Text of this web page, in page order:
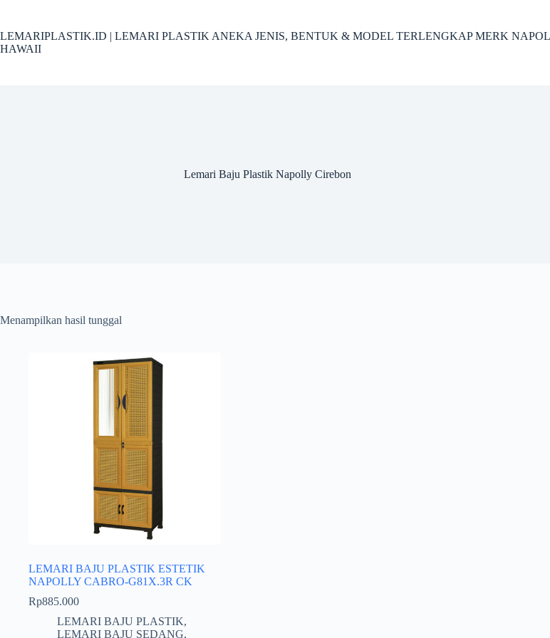
content
LEMARIPLASTIK.ID | LEMARI PLASTIK ANEKA JENIS, BENTUK & MODEL TERLENGKAP MERK
HAWAII
Lemari Baju Plastik Napolly Cirebon
Menampilkan hasil tunggal
LEMARI BAJU PLASTIK ESTETIK
NAPOLLY CABRO-G81X.3R CK
Rp885.000
LEMARI BAJU PLASTIK,
LEMARI BAJU SEDANG,